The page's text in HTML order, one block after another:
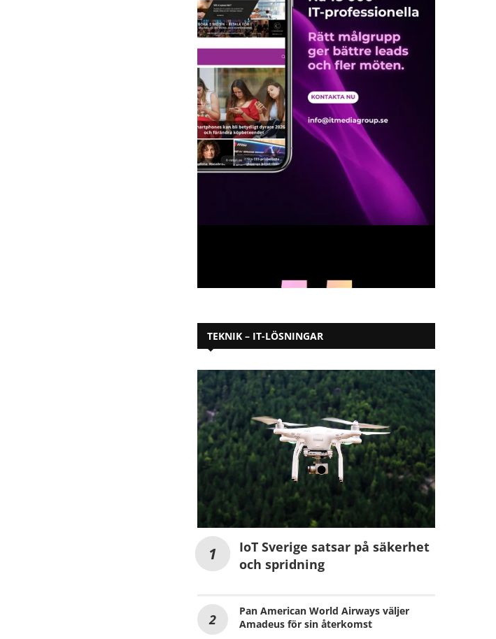
TEKNIK – IT-LÖSNINGAR
IoT Sverige satsar på säkerhet
och spridning
Pan American World Airways väljer
Amadeus för sin återkomst